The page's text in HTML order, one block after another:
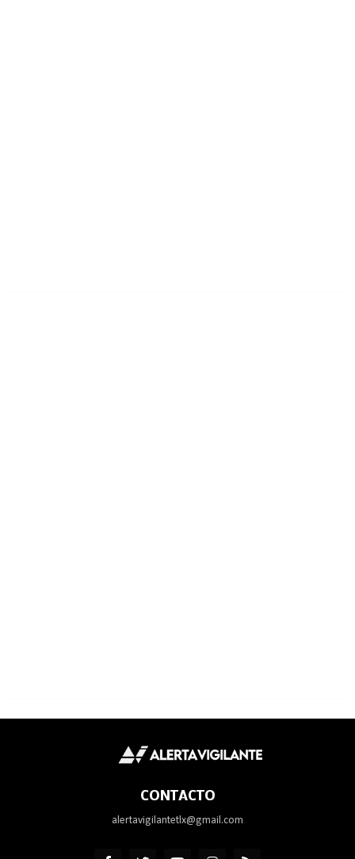
CONTACTO
alertavigilantetlx@gmail.com